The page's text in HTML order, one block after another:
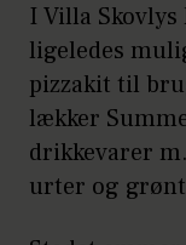
I Villa
ligeledes
pizzakit til
lækker
drikkevarer
urter og grønt